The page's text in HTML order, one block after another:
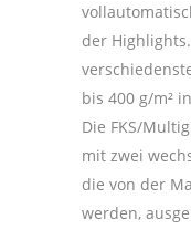
der
bis 400 g/m²
Die FKS/
mit zwei
die von der
werden,